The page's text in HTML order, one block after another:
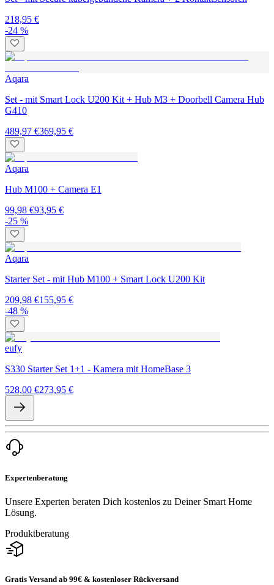
218,95 €
-24 %
Aqara
Set - mit Smart Lock U200 Kit + Hub M3 + Doorbell Camera Hub
G410
489,97 €369,95 €
Aqara
Hub M100 + Camera E1
99,98 €93,95 €
-25 %
Aqara
Starter Set - mit Hub M100 + Smart Lock U200 Kit
209,98 €155,95 €
-48 %
eufy
S330 Starter Set 1+1 - Kamera mit HomeBase 3
528,00 €273,95 €
Expertenberatung
Unsere Experten beraten Dich kostenlos zu Deiner Smart Home
Lösung.
Produktberatung
Gratis Versand ab 99€ & kostenloser Rückversand